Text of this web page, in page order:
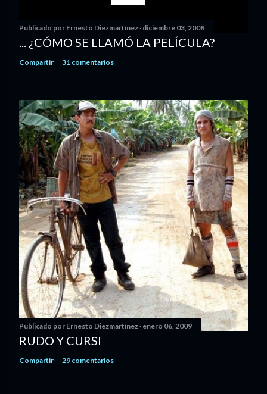
Publicado por Ernesto Diezmartínez diciembre 03, 2008
... ¿CÓMO SE LLAMÓ LA PELÍCULA?
Compartir 31 comentarios
Publicado por Ernesto Diezmartínez enero 06, 2009
RUDO Y CURSI
Compartir 29 comentarios